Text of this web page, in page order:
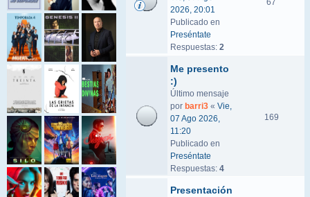
2026, 20:01
Publicado en
Preséntate
Respuestas: 2
67
Me presento
:)
Último mensaje
por barri3 « Vie,
07 Ago 2026,
11:20
Publicado en
Preséntate
Respuestas: 4
169
Presentación